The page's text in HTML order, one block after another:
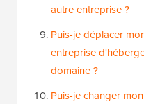
autre entreprise ?
Puis-je déplacer
entreprise
domaine ?
Puis-je changer